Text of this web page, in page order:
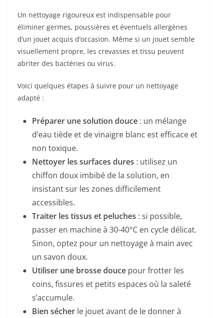
Un nettoyage rigoureux est indispensable pour
éliminer germes, poussières et éventuels allergènes
d’un jouet acquis d’occasion. Même si un jouet semble
visuellement propre, les crevasses et tissu peuvent
abriter des bactéries ou virus.
Voici quelques étapes à suivre pour un nettoyage
adapté :
Préparer une solution douce : un mélange
d’eau tiède et de vinaigre blanc est efficace et
non toxique.
Nettoyer les surfaces dures : utilisez un
chiffon doux imbibé de la solution, en
insistant sur les zones difficilement
accessibles.
Traiter les tissus et peluches : si possible,
passer en machine à 30-40°C en cycle délicat.
Sinon, optez pour un nettoyage à main avec
un savon doux.
Utiliser une brosse douce pour frotter les
coins, fissures et petits espaces où la saleté
s’accumule.
Bien sécher le jouet avant de le donner à